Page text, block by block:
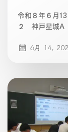
令和８年６月
２ 神戸星城A
6月 14,